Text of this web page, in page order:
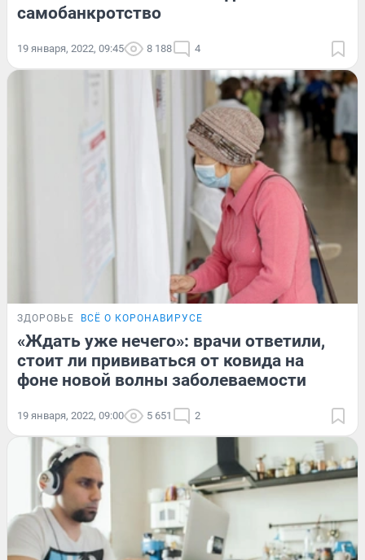
самобанкротство
19 января, 2022, 09:45 8 188 4
ЗДОРОВЬЕ ВСЁ О КОРОНАВИРУСЕ
«Ждать уже нечего»: врачи ответили,
стоит ли прививаться от ковида на
фоне новой волны заболеваемости
19 января, 2022, 09:00 5 651 2